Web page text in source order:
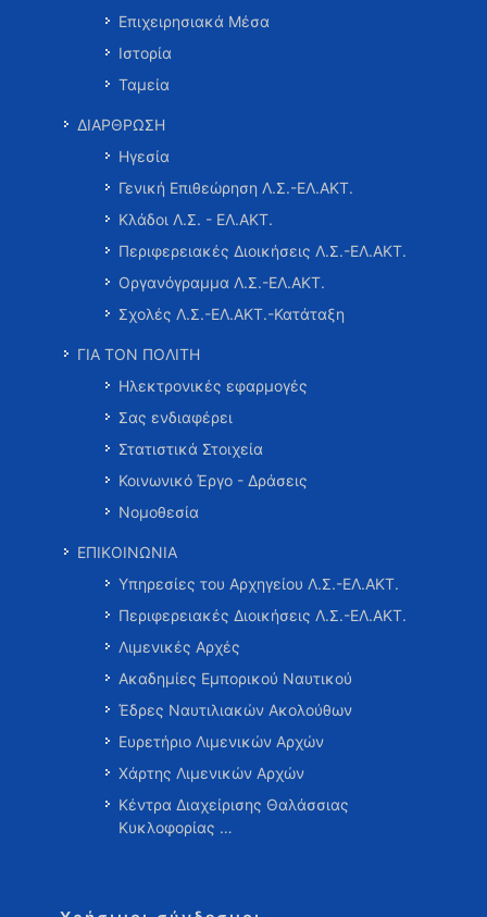
Επιχειρησιακά Μέσα
Ιστορία
Ταμεία
ΔΙΑΡΘΡΩΣΗ
Ηγεσία
Γενική Επιθεώρηση Λ.Σ.-ΕΛ.ΑΚΤ.
Κλάδοι Λ.Σ. - ΕΛ.ΑΚΤ.
Περιφερειακές Διοικήσεις Λ.Σ.-ΕΛ.ΑΚΤ.
Οργανόγραμμα Λ.Σ.-ΕΛ.ΑΚΤ.
Σχολές Λ.Σ.-ΕΛ.ΑΚΤ.-Κατάταξη
ΓΙΑ ΤΟΝ ΠΟΛΙΤΗ
Ηλεκτρονικές εφαρμογές
Σας ενδιαφέρει
Στατιστικά Στοιχεία
Κοινωνικό Έργο - Δράσεις
Νομοθεσία
ΕΠΙΚΟΙΝΩΝΙΑ
Υπηρεσίες του Αρχηγείου Λ.Σ.-ΕΛ.ΑΚΤ.
Περιφερειακές Διοικήσεις Λ.Σ.-ΕΛ.ΑΚΤ.
Λιμενικές Αρχές
Ακαδημίες Εμπορικού Ναυτικού
Έδρες Ναυτιλιακών Ακολούθων
Ευρετήριο Λιμενικών Αρχών
Χάρτης Λιμενικών Αρχών
Κέντρα Διαχείρισης Θαλάσσιας
Κυκλοφορίας …